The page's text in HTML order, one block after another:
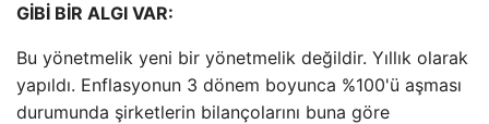
GİBİ BİR ALGI VAR:
Bu yönetmelik yeni bir yönetmelik değildir. Yıllık olarak
yapıldı. Enflasyonun 3 dönem boyunca %100'ü aşması
durumunda şirketlerin bilançolarını buna göre